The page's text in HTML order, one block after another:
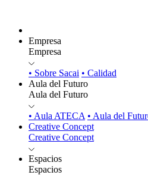
Empresa
Empresa
• Sobre Sacai • Calidad
Aula del Futuro
Aula del Futuro
• Aula ATECA • Aula del
Creative Concept
Creative Concept
Espacios
Espacios